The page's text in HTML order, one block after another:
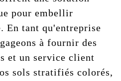
pour embellir
En tant qu'entreprise
à fournir des
et un service client
sols stratifiés colorés,